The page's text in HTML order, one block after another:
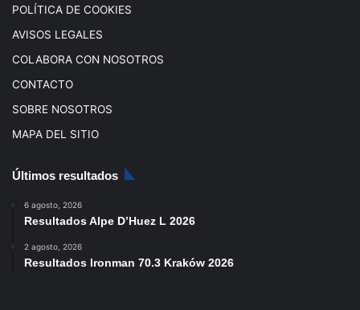
POLÍTICA DE COOKIES
AVISOS LEGALES
COLABORA CON NOSOTROS
CONTACTO
SOBRE NOSOTROS
MAPA DEL SITIO
Últimos resultados
6 agosto, 2026
Resultados Alpe D’Huez L 2026
2 agosto, 2026
Resultados Ironman 70.3 Kraków 2026